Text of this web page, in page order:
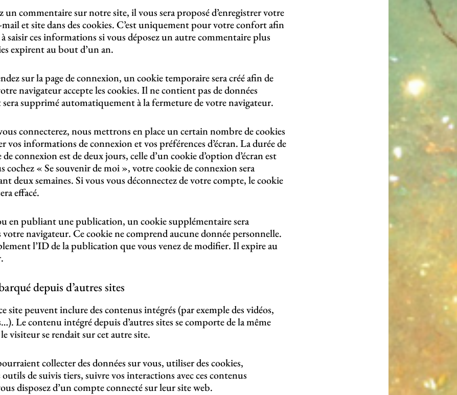
un commentaire sur notre site, il vous sera proposé d’enregistrer votre
mail et site dans des cookies. C’est uniquement pour votre confort afin
à saisir ces informations si vous déposez un autre commentaire plus
expirent au bout d’un an.
sur la page de connexion, un cookie temporaire sera créé afin de
navigateur accepte les cookies. Il ne contient pas de données
sera supprimé automatiquement à la fermeture de votre navigateur.
connecterez, nous mettrons en place un certain nombre de cookies
vos informations de connexion et vos préférences d’écran. La durée de
connexion est de deux jours, celle d’un cookie d’option d’écran est
cochez « Se souvenir de moi », votre cookie de connexion sera
deux semaines. Si vous vous déconnectez de votre compte, le cookie
effacé.
en publiant une publication, un cookie supplémentaire sera
votre navigateur. Ce cookie ne comprend aucune donnée personnelle.
l’ID de la publication que vous venez de modifier. Il expire au
depuis d’autres sites
site peuvent inclure des contenus intégrés (par exemple des vidéos,
Le contenu intégré depuis d’autres sites se comporte de la même
visiteur se rendait sur cet autre site.
collecter des données sur vous, utiliser des cookies,
de suivis tiers, suivre vos interactions avec ces contenus
disposez d’un compte connecté sur leur site web.